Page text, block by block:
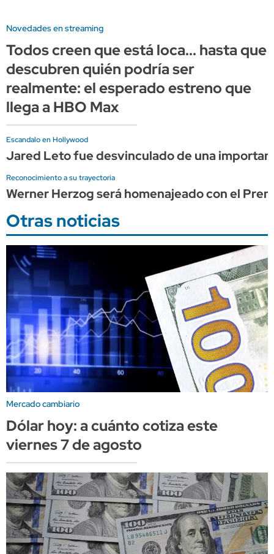
Novedades en streaming
Todos creen que está loca... hasta que
descubren quién podría ser
realmente: el esperado estreno que
llega a HBO Max
Escandalo en Hollywood
Jared Leto fue desvinculado de una
Reconocimiento a su trayectoria
Werner Herzog será homenajeado con el
Otras noticias
Mercado cambiario
Dólar hoy: a cuánto cotiza este
viernes 7 de agosto